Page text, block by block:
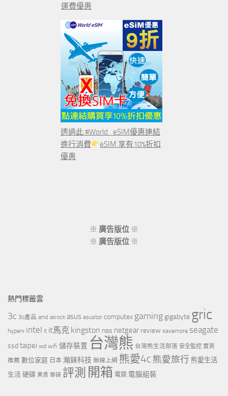
運費優惠
透過此 #World_eSIM優惠連結
進行消費
eSIM 享有10%折扣
優惠
※ 廣告版位 ※
※ 廣告版位 ※
熱門標籤雲
3c 3c產品 amd asrock asus asustor computex gaming gigabyte gric
hyperx intel it it馬克 kingston nas netgear review savemore seagate
ssdtaipei wd wifi 儲存裝置 台灣熊 台灣熊生活部落 安全監控 實測
推薦 數位家庭 日本 瀚錸科技 無線上網 熊愛4c熊愛旅行 熊愛生活
生活 硬碟 美食 華碩 評測 開箱 電競 電腦組裝